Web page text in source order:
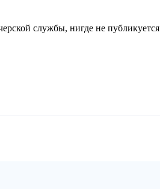
службы, нигде не публикуется